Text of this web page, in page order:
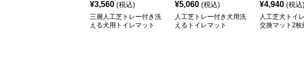
¥3,560 (税込)
三層人工芝トレー付き洗
える犬用トイレマット
¥5,060 (税込)
人工芝トレー付き犬用洗
えるトイレマット
¥4,940 (税込)
人工芝犬トイ
交換マット2枚